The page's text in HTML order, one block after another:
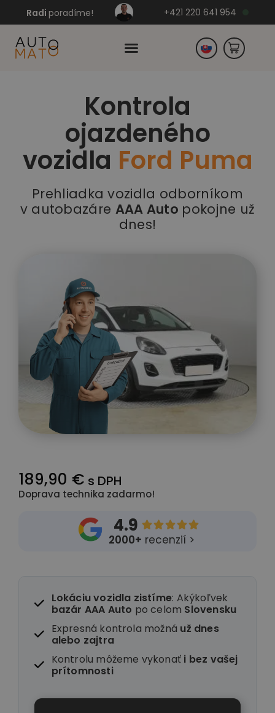
Radi poradíme! +421 220 641 954
Kontrola
ojazdeného
vozidla Ford Puma
Prehliadka vozidla odborníkom
v autobazáre AAA Auto pokojne už
dnes!
189,90 € s DPH
Doprava technika zadarmo!
4.9 
2000+ recenzií >
Lokáciu vozidla zistíme: Akýkoľvek
bazár AAA Auto po celom Slovensku
Expresná kontrola možná už dnes
alebo zajtra
Kontrolu môžeme vykonať i bez vašej
prítomnosti